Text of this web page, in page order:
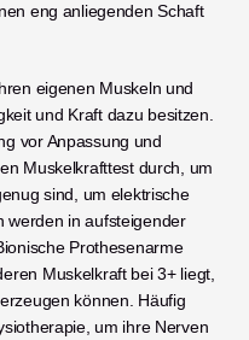
eng anliegenden Schaft
eigenen Muskeln und
und Kraft dazu besitzen.
vor Anpassung und
Muskelkrafttest durch, um
sind, um elektrische
werden in aufsteigender
Prothesenarme
Muskelkraft bei 3+ liegt,
können. Häufig
um ihre Nerven